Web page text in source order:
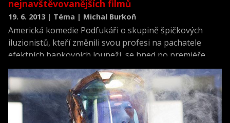
nejnavštěvovanějších filmů
19. 6. 2013 | Téma | Michal Burkoň
Americká komedie Podfukáři o skupině špičkových
iluzionistů, kteří změnili svou profesi na pachatele
efektních bankovních loupeží, se hned po premiéře
dostala do čela tabulky nejnavštěvovanějších snímků
českých kin. Podle informací Unie filmových
distributorů ji o víkendu zhlédlo 15.616 diváků, kteří v
pokladnách nechali dva miliony korun.